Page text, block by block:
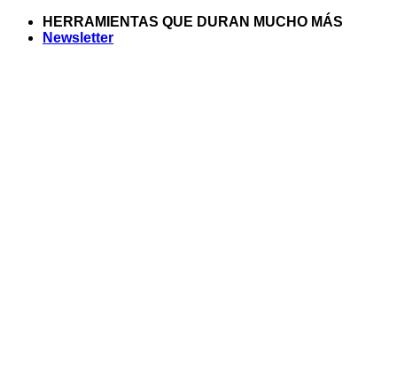
Saltar
HERRAMIENTAS QUE DURAN MUCHO MÁS
Newsletter